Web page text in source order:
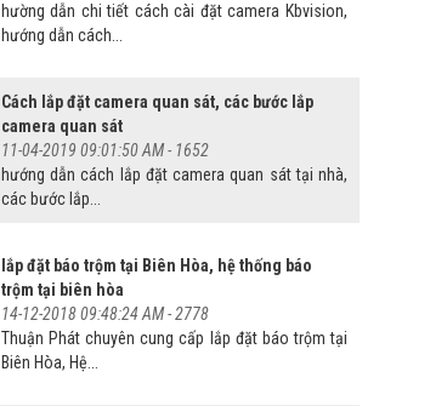
hường dẫn chi tiết cách cài đặt camera Kbvision,
hướng dẫn cách...
Cách lắp đặt camera quan sát, các bước lắp
camera quan sát
11-04-2019 09:01:50 AM - 1652
hướng dẫn cách lắp đặt camera quan sát tại nhà,
các bước lắp...
lắp đặt báo trộm tại Biên Hòa, hệ thống báo
trộm tại biên hòa
14-12-2018 09:48:24 AM -2778
Thuận Phát chuyên cung cấp lắp đặt báo trộm tại
Biên Hòa, Hệ...